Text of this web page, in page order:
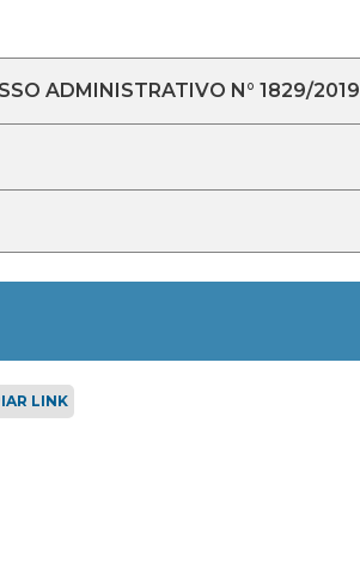
ADMINISTRATIVO N° 1829/2019
LINK